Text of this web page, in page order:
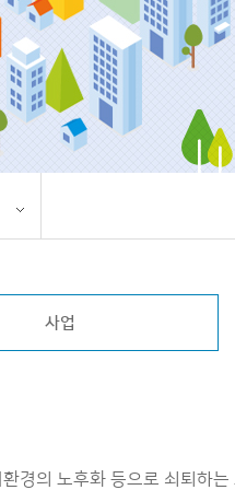
사업
경의 노후화 등으로 쇠퇴하